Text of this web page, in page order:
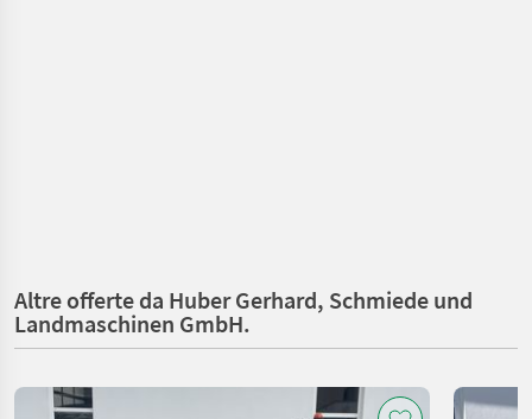
Altre offerte da Huber Gerhard, Schmiede und
Landmaschinen GmbH.